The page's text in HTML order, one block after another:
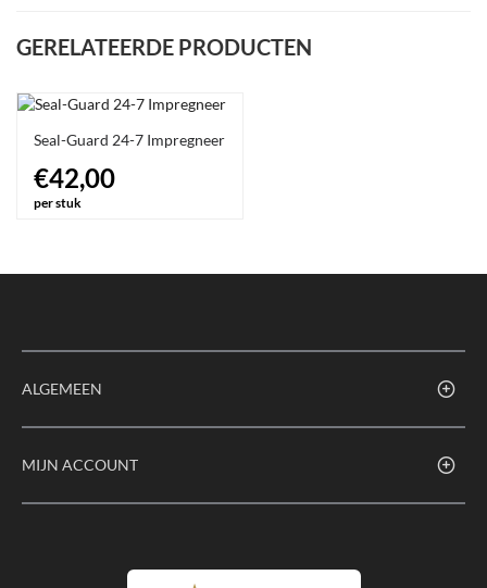
GERELATEERDE PRODUCTEN
Seal-Guard 24-7 Impregneer
€42,00
per stuk
ALGEMEEN
MIJN ACCOUNT